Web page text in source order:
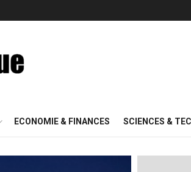
ECONOMIE & FINANCES SCIENCES &